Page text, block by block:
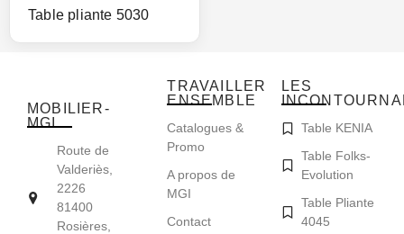
Table pliante 5030
MOBILIER-
MGI
Route de
Valderiès,
2226
81400
Rosières,
TRAVAILLER
ENSEMBLE
Catalogues &
Promo
A propos de
MGI
Contact
LES
Table KENIA
Table Folks-
Evolution
Table Pliante
4045